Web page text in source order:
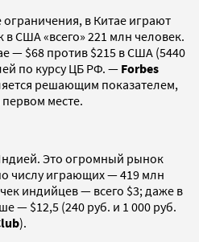
в Китае играют
в США «всего» 221 млн человек.
— $68 против $215 в США (5440
по курсу ЦБ РФ. — Forbes
решающим показателем,
месте.
Это огромный рынок
числу играющих — 419 млн
индийцев — всего $3; даже в
— $12,5 (240 руб. и 1 000 руб.
).